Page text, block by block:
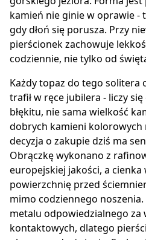
kamień nie ginie w oprawie -
gdy dłoń się porusza. Przy
pierścionek zachowuje
codziennie, nie tylko od
Każdy topaz do tego solitera
trafił w ręce jubilera - liczy
błękitu, nie sama wielkość
dobrych kamieni kolorowych
decyzja o zakupie dziś ma
Obrączkę wykonano z
europejskiej jakości, a
powierzchnię przed
mimo codziennego
metalu odpowiedzialnego za
kontaktowych, dlatego